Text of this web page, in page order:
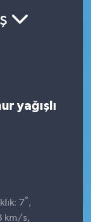
yağışlı
7° ,
km/s,